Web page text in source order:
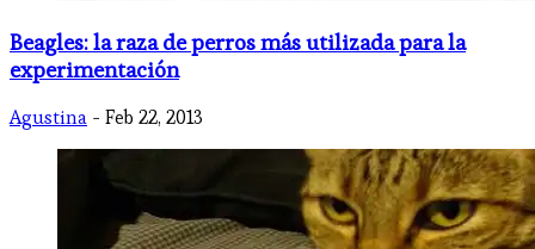
Beagles: la raza de perros más utilizada para la
experimentación
Agustina - Feb 22, 2013